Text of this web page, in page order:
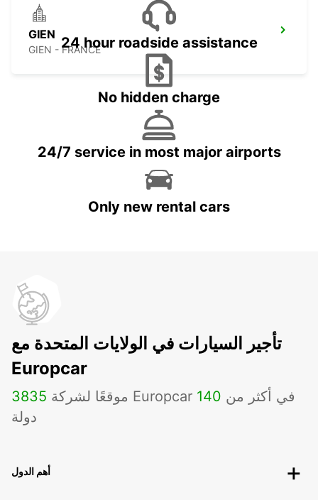
GIEN
GIEN - FRANCE
24 hour roadside assistance
No hidden charge
24/7 service in most major airports
Only new rental cars
تأجير السيارات في الولايات المتحدة مع
Europcar
3835 موقعًا لشركة Europcar في أكثر من 140
دولة
أهم الدول